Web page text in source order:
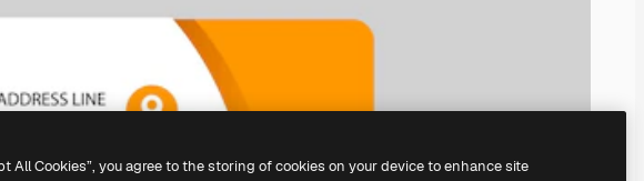
All Cookies”, you agree to the storing of cookies on your device to enhance site